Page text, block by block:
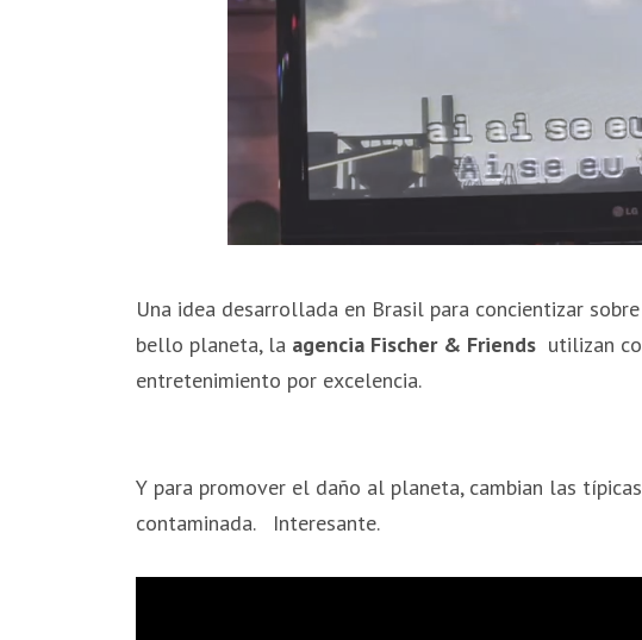
Una idea desarrollada en Brasil para concientizar
bello planeta, la agencia Fischer & Friends utilizan
entretenimiento por excelencia.
Y para promover el daño al planeta, cambian las
contaminada. Interesante.